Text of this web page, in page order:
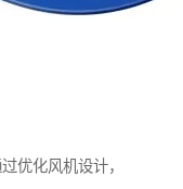
优化风机设计，